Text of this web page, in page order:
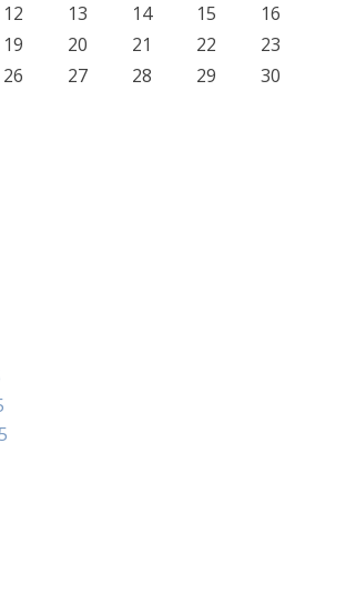
12 13 14 15
16
19 20 21 22
23
26 27 28 29
30